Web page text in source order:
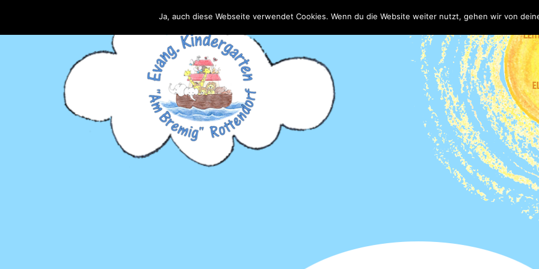
Ja, auch diese Webseite verwendet Cookies. Wenn du die Website weiter nutzt, gehen wir von